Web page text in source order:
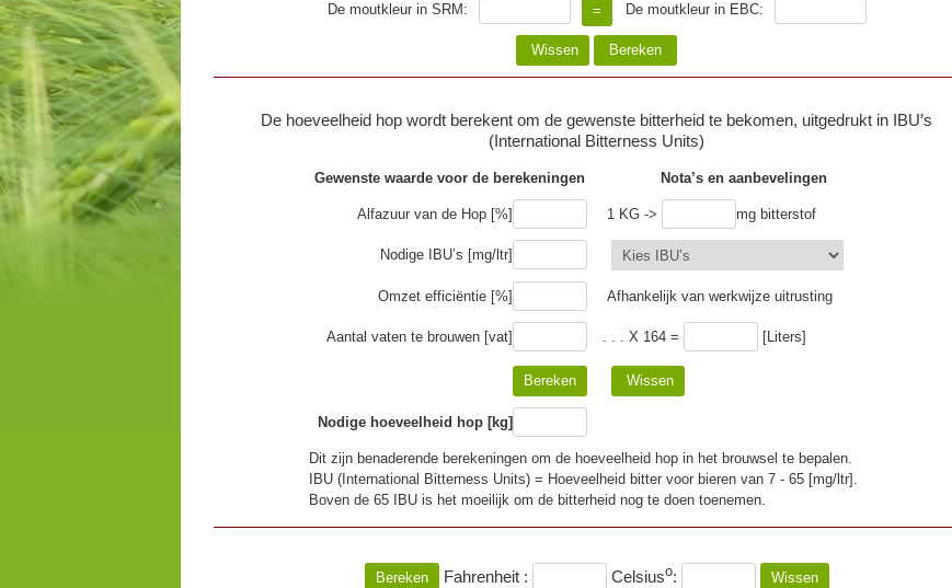
De moutkleur in SRM: De moutkleur in EBC:
De hoeveelheid hop wordt berekent om de gewenste bitterheid te bekomen, uitgedrukt in IBU’s
(International Bitterness Units)
Gewenste waarde voor de berekeningen Nota’s en aanbevelingen
Alfazuur van de Hop [%] 1 KG -> mg bitterstof
Nodige IBU’s [mg/ltr]
Omzet efficiëntie [%] Afhankelijk van werkwijze uitrusting
Aantal vaten te brouwen [vat] . . . X 164 = [Liters]
Nodige hoeveelheid hop [kg]
Dit zijn benaderende berekeningen om de hoeveelheid hop in het brouwsel te bepalen.
IBU (International Bitterness Units) = Hoeveelheid bitter voor bieren van 7 - 65 [mg/ltr].
Boven de 65 IBU is het moeilijk om de bitterheid nog te doen toenemen.
Fahrenheit : Celsiuso: